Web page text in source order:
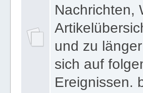
Nachrichten,
und zu
sich auf
Ereignissen.